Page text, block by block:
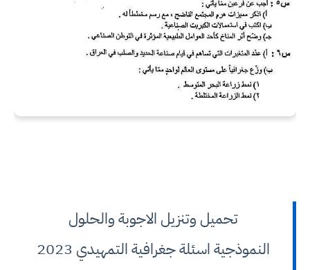
تحميل وتنزيل الاجوبة والحلول
النموذجية اسئلة جغرافية التمهيدي 2023